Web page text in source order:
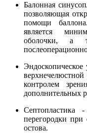
Балонная
позволяющая
помощи
является
оболочки, а
контролем
дополнительных
Септопластика
перегородки при
остова.